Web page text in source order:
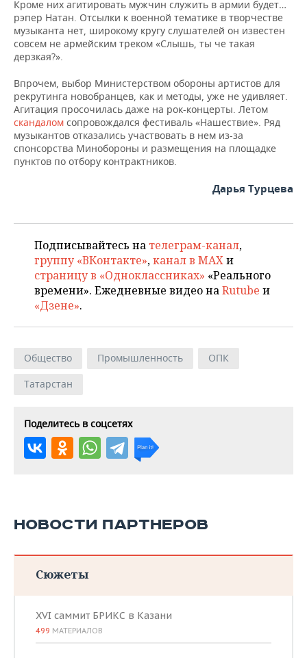
Кроме них агитировать мужчин служить в армии будет…
рэпер Натан. Отсылки к военной тематике в творчестве
музыканта нет, широкому кругу слушателей он известен
совсем не армейским треком «Слышь, ты че такая
дерзкая?».
Впрочем, выбор Министерством обороны артистов для
рекрутинга новобранцев, как и методы, уже не удивляет.
Агитация просочилась даже на рок-концерты. Летом
скандалом сопровождался фестиваль «Нашествие». Ряд
музыкантов отказались участвовать в нем из-за
спонсорства Минобороны и размещения на площадке
пунктов по отбору контрактников.
Дарья Турцева
Подписывайтесь на телеграм-канал,
группу «ВКонтакте»,канал в MAXи
страницу в «Одноклассниках» «Реального
времени». Ежедневные видео наRutube и
«Дзене».
Общество Промышленность
ОПК
Татарстан
Поделитесь в соцсетях
НОВОСТИ ПАРТНЕРОВ
Сюжеты
XVI саммит БРИКС в Казани
499 МАТЕРИАЛОВ